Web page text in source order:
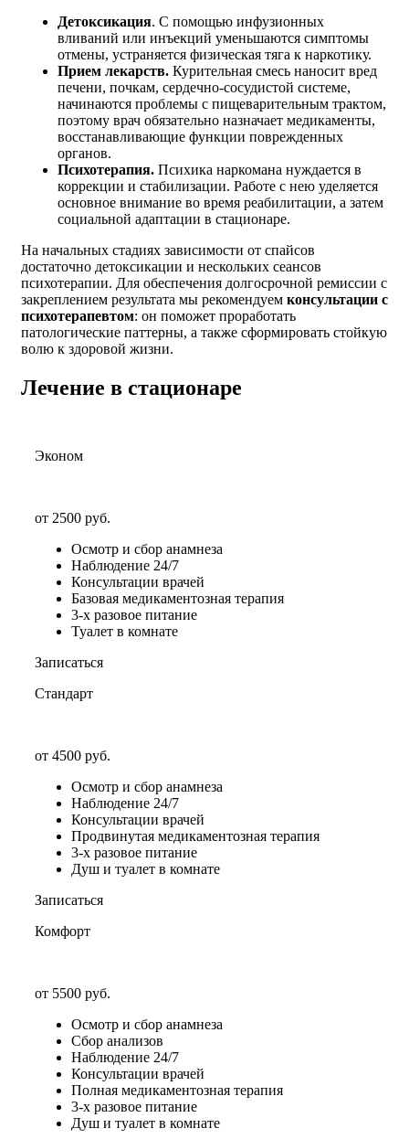
Детоксикация. С помощью инфузионных
вливаний или инъекций уменьшаются симптомы
отмены, устраняется физическая тяга к наркотику.
Прием лекарств. Курительная смесь наносит вред
печени, почкам, сердечно-сосудистой системе,
начинаются проблемы с пищеварительным трактом,
поэтому врач обязательно назначает медикаменты,
восстанавливающие функции поврежденных
органов.
Психотерапия. Психика наркомана нуждается в
коррекции и стабилизации. Работе с нею уделяется
основное внимание во время реабилитации, а затем
социальной адаптации в стационаре.
На начальных стадиях зависимости от спайсов
достаточно детоксикации и нескольких сеансов
психотерапии. Для обеспечения долгосрочной ремиссии с
закреплением результата мы рекомендуем консультации с
психотерапевтом: он поможет проработать
патологические паттерны, а также сформировать стойкую
волю к здоровой жизни.
Лечение в стационаре
Эконом
от 2500 руб.
Осмотр и сбор анамнеза
Наблюдение 24/7
Консультации врачей
Базовая медикаментозная терапия
3-х разовое питание
Туалет в комнате
Записаться
Стандарт
от 4500 руб.
Осмотр и сбор анамнеза
Наблюдение 24/7
Консультации врачей
Продвинутая медикаментозная терапия
3-х разовое питание
Душ и туалет в комнате
Записаться
Комфорт
от 5500 руб.
Осмотр и сбор анамнеза
Сбор анализов
Наблюдение 24/7
Консультации врачей
Полная медикаментозная терапия
3-х разовое питание
Душ и туалет в комнате